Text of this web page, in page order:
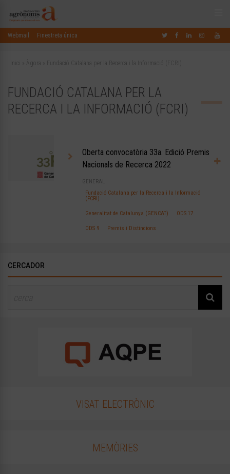
Webmail Finestreta única
Inici Àgora Fundació Catalana per la Recerca i la Informació (FCRI)
FUNDACIÓ CATALANA PER LA
RECERCA I LA INFORMACIÓ (FCRI)
Oberta convocatòria 33a. Edició Premis
Nacionals de Recerca 2022
GENERAL
Fundació Catalana per la Recerca i la Informació
(FCRI)
Generalitat de Catalunya (GENCAT) ODS 17
ODS 9 Premis i Distincions
CERCADOR
VISAT ELECTRÒNIC
MEMÒRIES